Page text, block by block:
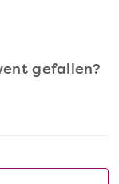
gefallen?